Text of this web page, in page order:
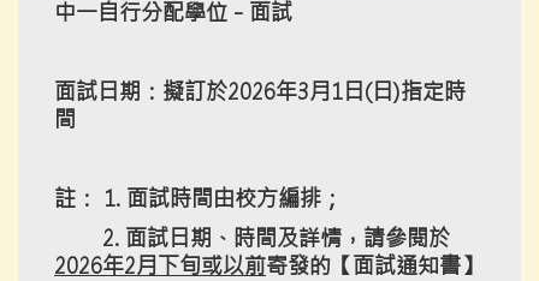
中一自行分配學位 - 面試
面試日期：擬訂於2026年3月1日(日)指定時
間
註： 1. 面試時間由校方編排；
2. 面試日期、時間及詳情，請參閱於
2026年2月下旬或以前寄發的【面試通知書】